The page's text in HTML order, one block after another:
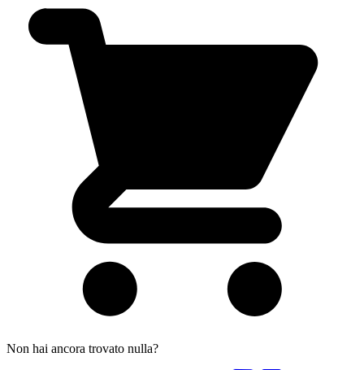
Non hai ancora trovato nulla?